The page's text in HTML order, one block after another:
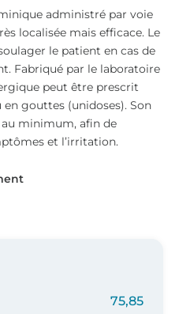
administré par voie
localisée mais efficace. Le
le patient en cas de
Fabriqué par le laboratoire
peut être prescrit
gouttes (unidoses). Son
minimum, afin de
et l’irritation.
75,85